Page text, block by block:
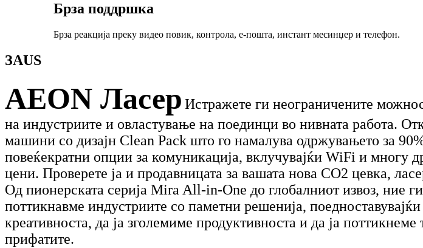
Брза поддршка
Брза реакција преку видео повик, контрола, е-пошта, инстант месинџер и телефон.
ЗАUS
AEON Ласер Истражете ги неограничените
на индустриите и овластување на поединци во нивната работа.
машини со дизајн Clean Pack што го намалува одржувањето за
повеќекратни опции за комуникација, вклучувајќи WiFi и многу
цени. Проверете ја и продавницата за вашата нова CO2 цевка,
Од пионерската серија Mira All-in-One до глобалниот извоз, ние
поттикнавме индустриите со паметни решенија,
креативноста, да ја зголемиме продуктивноста и да ја
прифатите.